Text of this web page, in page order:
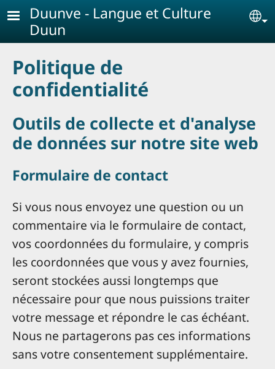
Aller au contenu principal
Duunve - Langue et Culture
Duun
Politique de
confidentialité
Outils de collecte et d'analyse
de données sur notre site web
Formulaire de contact
Si vous nous envoyez une question ou un
commentaire via le formulaire de contact,
vos coordonnées du formulaire, y compris
les coordonnées que vous y avez fournies,
seront stockées aussi longtemps que
nécessaire pour que nous puissions traiter
votre message et répondre le cas échéant.
Nous ne partagerons pas ces informations
sans votre consentement supplémentaire.